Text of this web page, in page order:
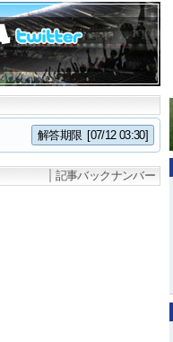
解答期限 [07/12 03:30]
記事バックナンバー